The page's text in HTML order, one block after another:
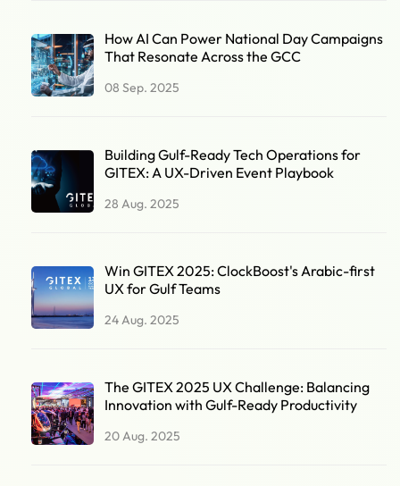
How AI Can Power National Day Campaigns
That Resonate Across the GCC
08 Sep. 2025
Building Gulf-Ready Tech Operations for
GITEX: A UX-Driven Event Playbook
28 Aug. 2025
Win GITEX 2025: ClockBoost's Arabic-first
UX for Gulf Teams
24 Aug. 2025
The GITEX 2025 UX Challenge: Balancing
Innovation with Gulf-Ready Productivity
20 Aug. 2025